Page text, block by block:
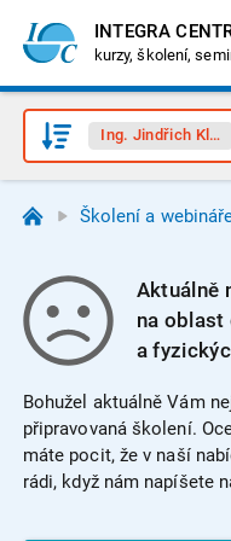
INTEGRA
kurzy, školení,
Ing. Jindřich
Školení a
Aktuálně
na oblast
a
Bohužel aktuálně Vám
připravovaná školení.
máte pocit, že v naší
rádi, když nám napíšete